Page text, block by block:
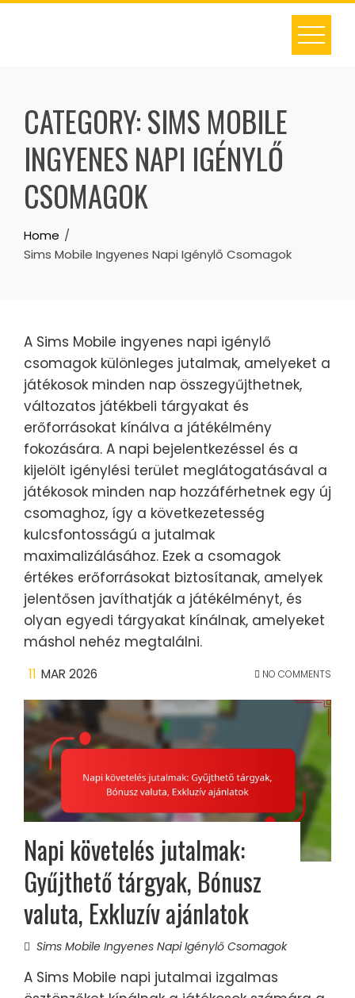
Skip
CATEGORY:SIMS MOBILE
INGYENES NAPI IGÉNYLŐ
CSOMAGOK
Home
Sims Mobile Ingyenes Napi Igénylő Csomagok
A Sims Mobile ingyenes napi igénylő
csomagok különleges jutalmak, amelyeket a
játékosok minden nap összegyűjthetnek,
változatos játékbeli tárgyakat és
erőforrásokat kínálva a játékélmény
fokozására. A napi bejelentkezéssel és a
kijelölt igénylési terület meglátogatásával a
játékosok minden nap hozzáférhetnek egy új
csomaghoz, így a következetesség
kulcsfontosságú a jutalmak
maximalizálásához. Ezek a csomagok
értékes erőforrásokat biztosítanak, amelyek
jelentősen javíthatják a játékélményt, és
olyan egyedi tárgyakat kínálnak, amelyeket
máshol nehéz megtalálni.
11 MAR 2026 NO COMMENTS
Napi követelés jutalmak:
Gyűjthető tárgyak, Bónusz
valuta, Exkluzív ajánlatok
Sims Mobile Ingyenes Napi Igénylő Csomagok
A Sims Mobile napi jutalmai izgalmas